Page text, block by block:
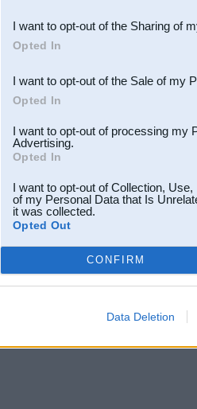
Downstream Participants
third parties.
I want to opt-out of the Sharing of
Opted In
I want to opt-out of the Sale of my
Opted In
I want to opt-out of processing my
Advertising.
Opted In
I want to opt-out of Collection,
of my Personal Data that Is
it was collected.
Opted Out
CONFIRM
Data Deletion